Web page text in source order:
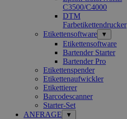
C3500/C4000
DTM
Farbetikettendrucker
Etikettensoftware
▼
Etikettensoftware
Bartender Starter
Bartender Pro
Etikettenspender
Etikettenaufwickler
Etikettierer
Barcodescanner
Starter-Set
ANFRAGE
▼